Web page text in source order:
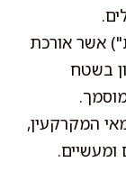
אשר אורכת
בשטח
המקרקעין,
ומעשיים.